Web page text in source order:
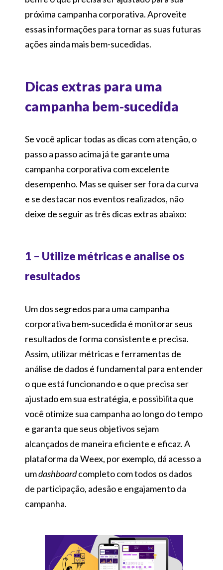
próxima campanha corporativa. Aproveite
essas informações para tornar as suas futuras
ações ainda mais bem-sucedidas.
Dicas extras para uma
campanha bem-sucedida
Se você aplicar todas as dicas com atenção, o
passo a passo acima já te garante uma
campanha corporativa com excelente
desempenho. Mas se quiser ser fora da curva
e se destacar nos eventos realizados, não
deixe de seguir as três dicas extras abaixo:
1 – Utilize métricas e analise os
resultados
Um dos segredos para uma campanha
corporativa bem-sucedida é monitorar seus
resultados de forma consistente e precisa.
Assim, utilizar métricas e ferramentas de
análise de dados é fundamental para entender
o que está funcionando e o que precisa ser
ajustado em sua estratégia, e possibilita que
você otimize sua campanha ao longo do tempo
e garanta que seus objetivos sejam
alcançados de maneira eficiente e eficaz. A
plataforma da Weex, por exemplo, dá acesso a
umdashboardcompleto com todos os dados
de participação, adesão e engajamento da
campanha.